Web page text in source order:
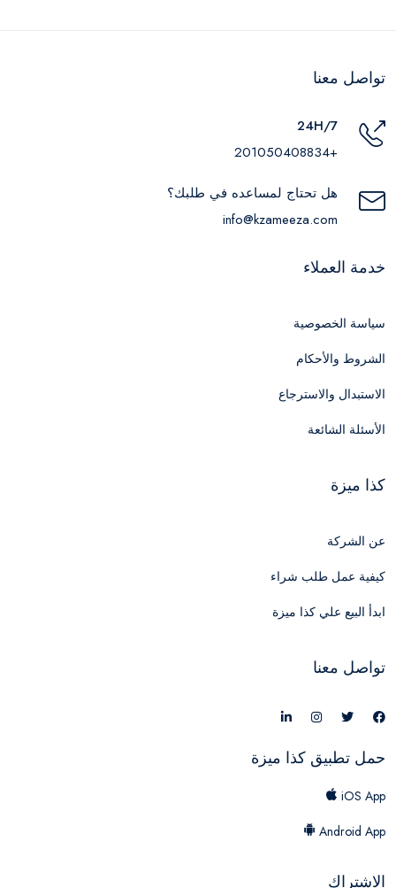
تواصل معنا
24H/7
+201050408834
هل تحتاج لمساعده في طلبك؟
info@kzameeza.com
خدمة العملاء
سياسة الخصوصية
الشروط والأحكام
الاستبدال والاسترجاع
الأسئلة الشائعة
كذا ميزة
عن الشركة
كيفية عمل طلب شراء
ابدأ البيع علي كذا ميزة
تواصل معنا
حمل تطبيق كذا ميزة
iOS App
Android App
الاشتراك